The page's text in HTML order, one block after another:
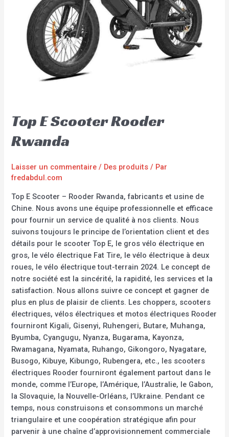
Top E Scooter Rooder
Rwanda
Laisser un commentaire / Des produits / Par
fredabdul.com
Top E Scooter – Rooder Rwanda, fabricants et usine de
Chine. Nous avons une équipe professionnelle et efficace
pour fournir un service de qualité à nos clients. Nous
suivons toujours le principe de l’orientation client et des
détails pour le scooter Top E, le gros vélo électrique en
gros, le vélo électrique Fat Tire, le vélo électrique à deux
roues, le vélo électrique tout-terrain 2024. Le concept de
notre société est la sincérité, la rapidité, les services et la
satisfaction. Nous allons suivre ce concept et gagner de
plus en plus de plaisir de clients. Les choppers, scooters
électriques, vélos électriques et motos électriques Rooder
fourniront Kigali, Gisenyi, Ruhengeri, Butare, Muhanga,
Byumba, Cyangugu, Nyanza, Bugarama, Kayonza,
Rwamagana, Nyamata, Ruhango, Gikongoro, Nyagatare,
Busogo, Kibuye, Kibungo, Rubengera, etc., les scooters
électriques Rooder fourniront également partout dans le
monde, comme l’Europe, l’Amérique, l’Australie, le Gabon,
la Slovaquie, la Nouvelle-Orléans, l’Ukraine. Pendant ce
temps, nous construisons et consommons un marché
triangulaire et une coopération stratégique afin pour
parvenir à une chaîne d’approvisionnement commerciale